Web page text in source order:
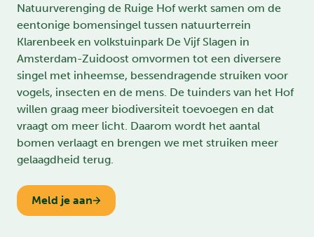
Natuurverenging de Ruige Hof werkt samen om de
eentonige bomensingel tussen natuurterrein
Klarenbeek en volkstuinpark De Vijf Slagen in
Amsterdam-Zuidoost omvormen tot een diversere
singel met inheemse, bessendragende struiken voor
vogels, insecten en de mens. De tuinders van het Hof
willen graag meer biodiversiteit toevoegen en dat
vraagt om meer licht. Daarom wordt het aantal
bomen verlaagt en brengen we met struiken meer
gelaagdheid terug.
Meld je aan